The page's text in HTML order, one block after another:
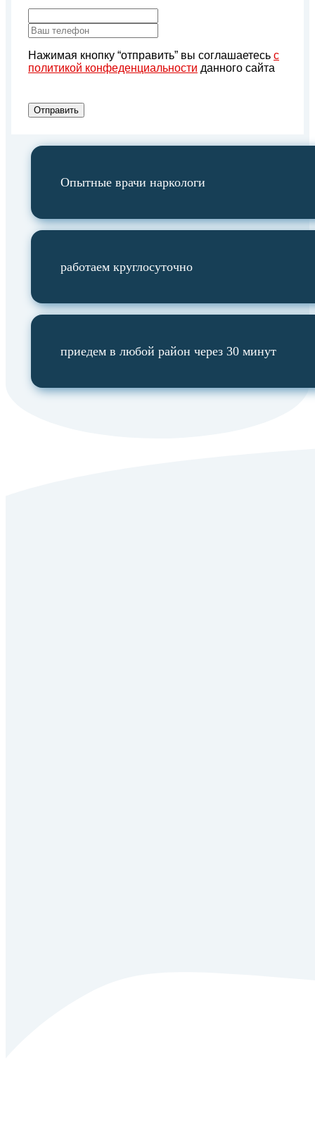
Нажимая кнопку “отправить” вы соглашаетесь с
политикой конфеденциальности данного сайта
Отправить
Опытные врачи наркологи
работаем круглосуточно
приедем в любой район через 30 минут